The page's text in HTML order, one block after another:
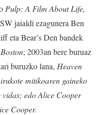
Pulp: A Film About Life,
jaialdi ezagunera Ben
eta Bear’s Den bandek
; 2003an bere buruaz
buruzko lana, Heaven
mitikoaren gaineko
vidas; edo Alice Cooper
Cooper.